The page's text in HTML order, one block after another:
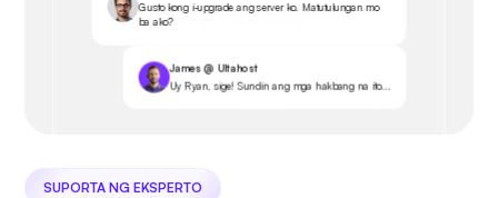
Gusto kong i-upgrade ang server ko. Matutulungan mo
ba ako?
James @ Ultahost
Uy Ryan, sige! Sundin ang mga hakbang na ito...
SUPORTA NG EKSPERTO